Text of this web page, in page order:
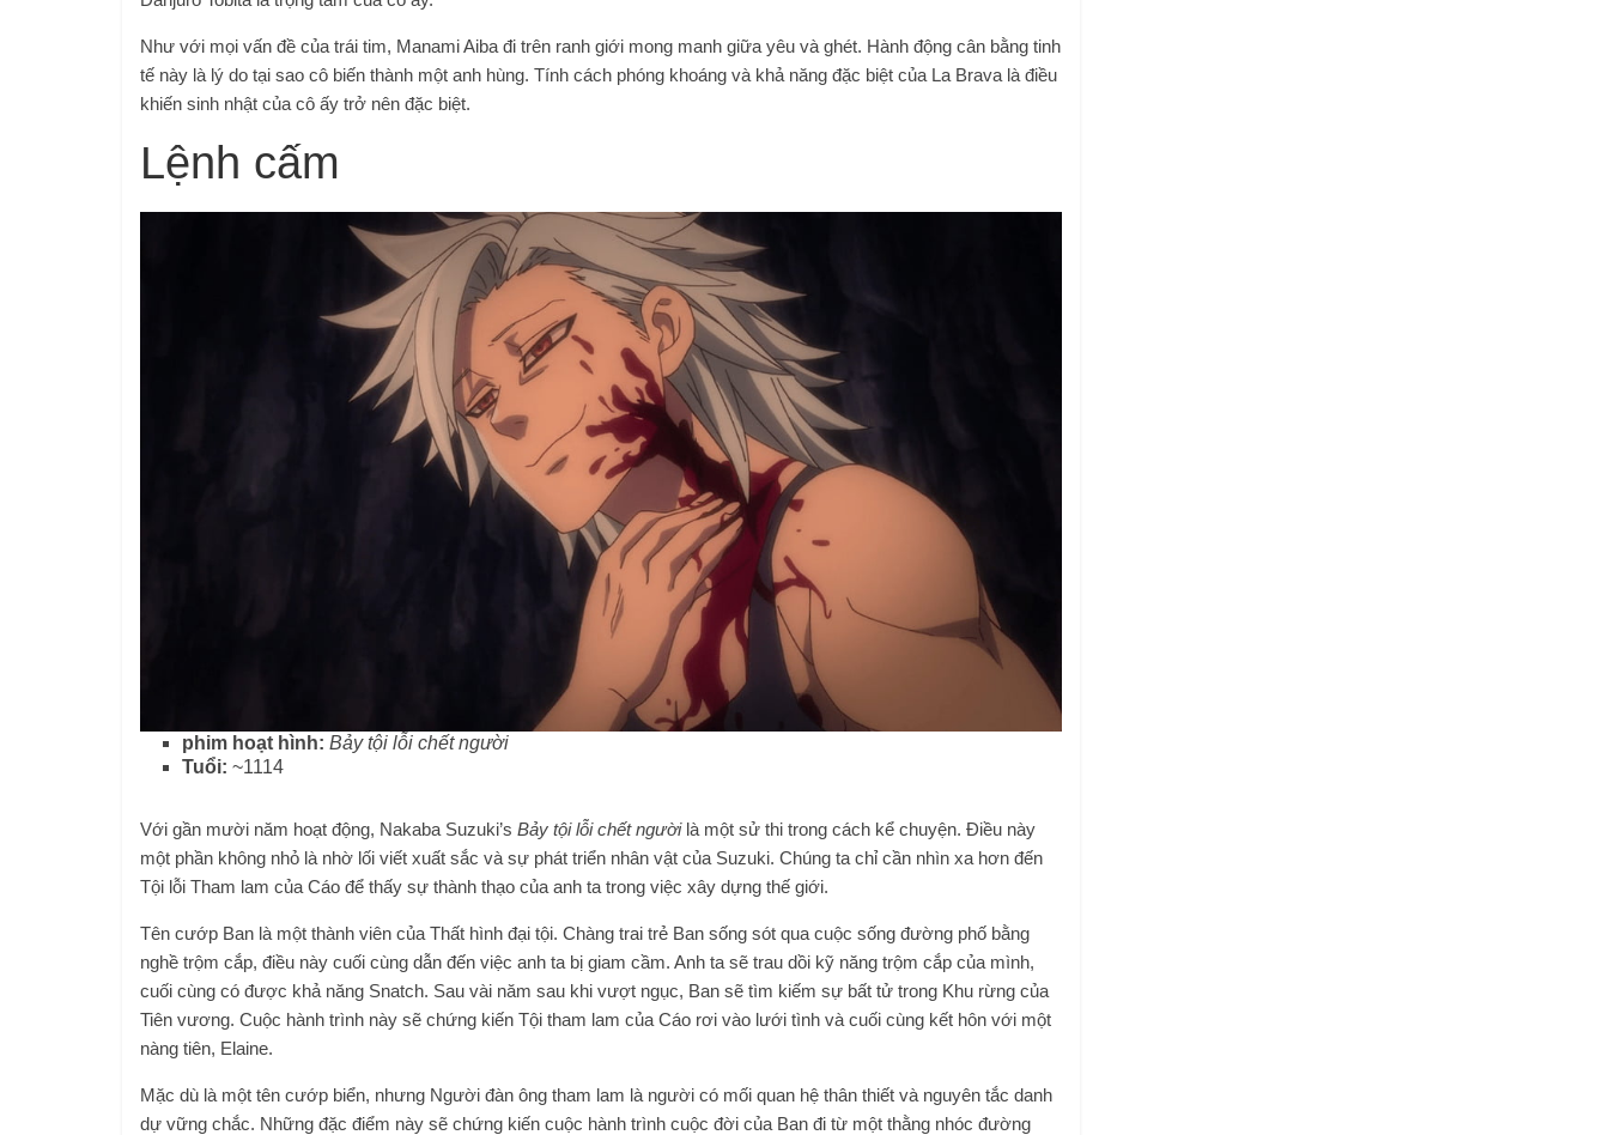
Như với mọi vấn đề của trái tim, Manami Aiba đi trên ranh giới mong manh giữa yêu và ghét. Hành động cân bằng tinh
tế này là lý do tại sao cô biến thành một anh hùng. Tính cách phóng khoáng và khả năng đặc biệt của La Brava là điều
khiến sinh nhật của cô ấy trở nên đặc biệt.
Lệnh cấm
phim hoạt hình: Bảy tội lỗi chết người
Tuổi: ~1114
Với gần mười năm hoạt động, Nakaba Suzuki’s Bảy tội lỗi chết ngườilà một sử thi trong cách kể chuyện. Điều này
một phần không nhỏ là nhờ lối viết xuất sắc và sự phát triển nhân vật của Suzuki. Chúng ta chỉ cần nhìn xa hơn đến
Tội lỗi Tham lam của Cáo để thấy sự thành thạo của anh ta trong việc xây dựng thế giới.
Tên cướp Ban là một thành viên của Thất hình đại tội. Chàng trai trẻ Ban sống sót qua cuộc sống đường phố bằng
nghề trộm cắp, điều này cuối cùng dẫn đến việc anh ta bị giam cầm. Anh ta sẽ trau dồi kỹ năng trộm cắp của mình,
cuối cùng có được khả năng Snatch. Sau vài năm sau khi vượt ngục, Ban sẽ tìm kiếm sự bất tử trong Khu rừng của
Tiên vương. Cuộc hành trình này sẽ chứng kiến ​​​​Tội tham lam của Cáo rơi vào lưới tình và cuối cùng kết hôn với một
nàng tiên, Elaine.
Mặc dù là một tên cướp biển, nhưng Người đàn ông tham lam là người có mối quan hệ thân thiết và nguyên tắc danh
dự vững chắc. Những đặc điểm này sẽ chứng kiến ​​cuộc hành trình cuộc đời của Ban đi từ một thằng nhóc đường